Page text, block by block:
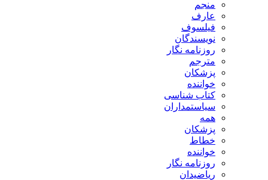
منجم
عارف
فیلسوف
نویسندگان
روزنامه نگار
مترجم
پزشکان
خواننده
کتاب شناسی
سیاستمداران
همه
پزشکان
خطاط
خواننده
روزنامه نگار
ریاضیدان